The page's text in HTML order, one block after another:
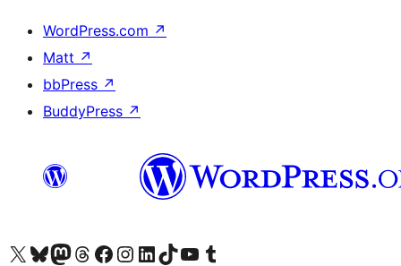
WordPress.com ↗
Matt ↗
bbPress ↗
BuddyPress ↗
Navštívte náš účet na X (predtým Twitter)
Navštívte náš účet na platforme Bluesky
Navštívte náš účet na Mastodone
Navštívte náš účet na platforme Threads
Navštívte našu stránku na Facebooku
Navštívte náš účet Instagram
Navštívte náš účet LinkedIn
Navštívte náš účet na platforme TikTok
Navštívte náš kanál YouTube
Navštívte náš účet na platforme Tumblr